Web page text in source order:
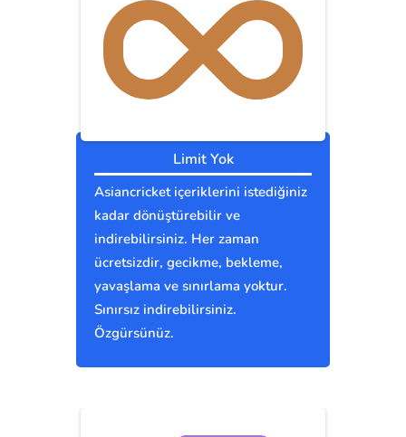
Limit Yok
Asiancricket içeriklerini istediğiniz
kadar dönüştürebilir ve
indirebilirsiniz. Her zaman
ücretsizdir, gecikme, bekleme,
yavaşlama ve sınırlama yoktur.
Sınırsız indirebilirsiniz.
Özgürsünüz.